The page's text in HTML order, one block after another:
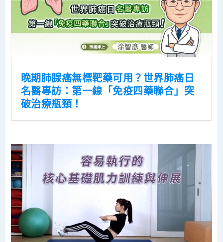
晚期肺腺癌無標靶藥可用？世界肺癌日
名醫專訪：第一線「免疫四藥聯合」突
破治療瓶頸！